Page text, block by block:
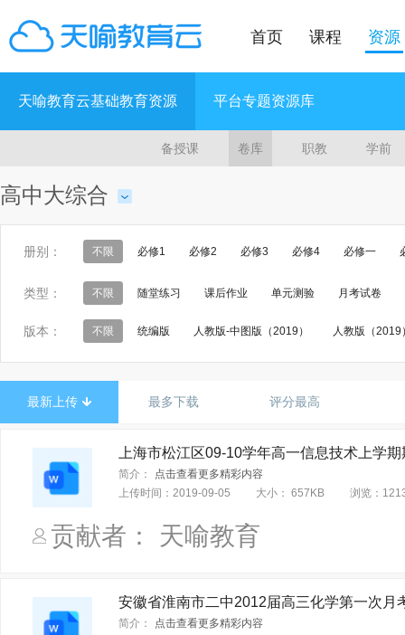
首页 课程 资源
天喻教育云基础教育资源 平台专题资源库
备授课 卷库 职教 学前
高中大综合
册别： 不限 必修1 必修2 必修3 必修4 必修一
选修3-3
《信息技术》网络技术应用分册
高中三年级（全一册） 必修 全一册 选修1
高中全一册 高二上册 高二下册
信息技术基础实践指导 选修 摄影·摄像 选修绘画 拓
音乐与戏剧表演 选修 雕塑
必修1 数据与计算 必修2 信息系统与社会
类型： 不限 随堂练习 课后作业 单元测验 月考试卷
版本： 不限 统编版 人教版-中图版（2019） 人教版（2019
沪教版（沪审试用本） 鲁教版2019 鲁科版2019 鲁
教科课标版
中图课标版（旧版本）
冀教课标版 华东师大版 人音课标版 人民社课标版
中图版（沪审试用本） 沪科教版
粤教版2019 粤教花城版（2019）
最新上传 最多下载 评分最高
简介：
点击查看更多精彩内容
上传时间： 2019-09-05 大小： 657KB 浏览：
贡献者： 天喻教育
安徽省淮南市二中2012届高三化学第一次月
简介：
点击查看更多精彩内容